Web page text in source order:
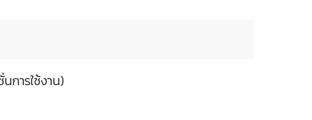
การใช้งาน)